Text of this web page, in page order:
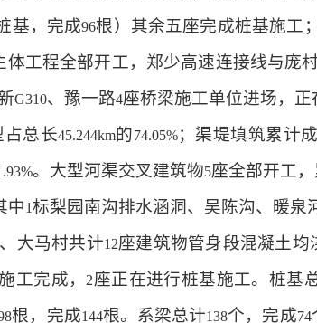
基，完成96根）其余五座完成桩基施工
体工程全部开工，郑少高速连接线与庞
G310、豫一路4座桥梁施工单位进场，正
占总长45.244km的74.05%；渠堤填筑累计
。大型河渠交叉建筑物5座全部开工
中1标梨园南沟排水涵洞、吴陈沟、暖泉
大马村共计12座建筑物管身段混凝土
工完成， 2座正在进行桩基施工。桩基
根，完成144根。系梁总计138个，完成74